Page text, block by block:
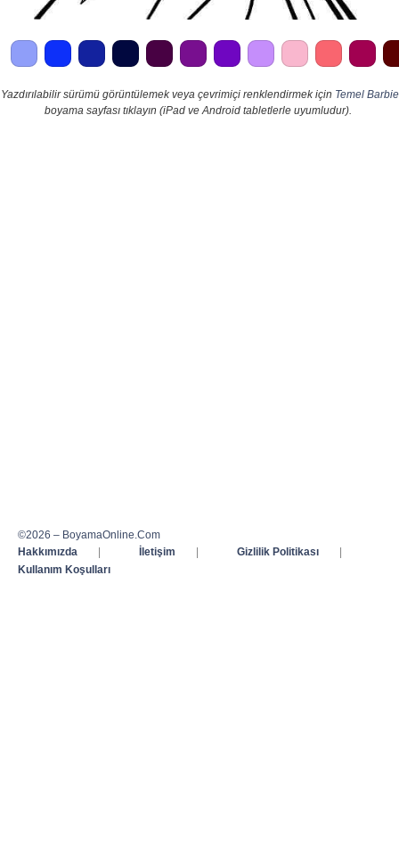
Yazdırılabilir sürümü görüntülemek veya çevrimiçi renklendirmek için Temel Barbie
boyama sayfası tıklayın (iPad ve Android tabletlerle uyumludur).
©2026 – BoyamaOnline.Com
Hakkımızda
| İletişim | Gizlilik Politikası
|
Kullanım Koşulları